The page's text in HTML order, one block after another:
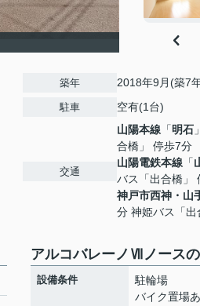
築年 2018年9月(築7
駐車 空有(1台)
交通
山陽本線 「明石
合橋」 停歩7分
山陽電鉄本線 「
バス「出合橋」
神戸市西神・山
分 神姫バス「
アルコバレーノⅦノース
設備条件
駐輪場
バイク置場